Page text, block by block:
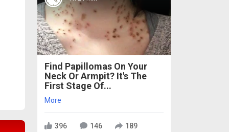
Find Papillomas On Your
Neck Or Armpit? It's The
First Stage Of...
More
396 146 189